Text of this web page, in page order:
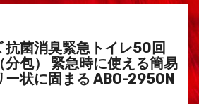
抗菌消臭緊急トイレ50回
分包） 緊急時に使える簡易
ー状に固まる ABO-2950N